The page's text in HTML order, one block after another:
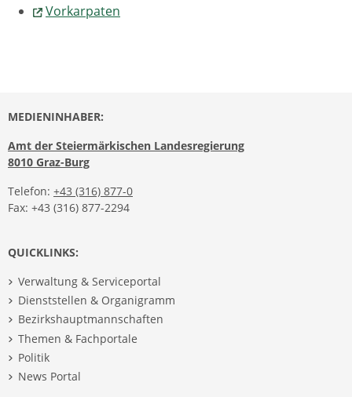
Vorkarpaten
MEDIENINHABER:
Amt der Steiermärkischen Landesregierung
8010 Graz-Burg
Telefon: +43 (316) 877-0
Fax: +43 (316) 877-2294
QUICKLINKS:
Verwaltung & Serviceportal
Dienststellen & Organigramm
Bezirkshauptmannschaften
Themen & Fachportale
Politik
News Portal